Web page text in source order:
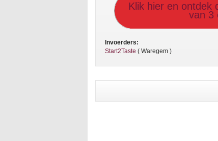
Klik hier en ontdek
van 3
Invoerders:
Start2Taste ( Waregem )